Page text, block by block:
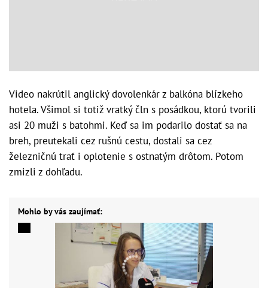
Video nakrútil anglický dovolenkár z balkóna blízkeho
hotela. Všimol si totiž vratký čln s posádkou, ktorú tvorili
asi 20 muži s batohmi. Keď sa im podarilo dostať sa na
breh, preutekali cez rušnú cestu, dostali sa cez
železničnú trať i oplotenie s ostnatým drôtom. Potom
zmizli z dohľadu.
Mohlo by vás zaujímať: